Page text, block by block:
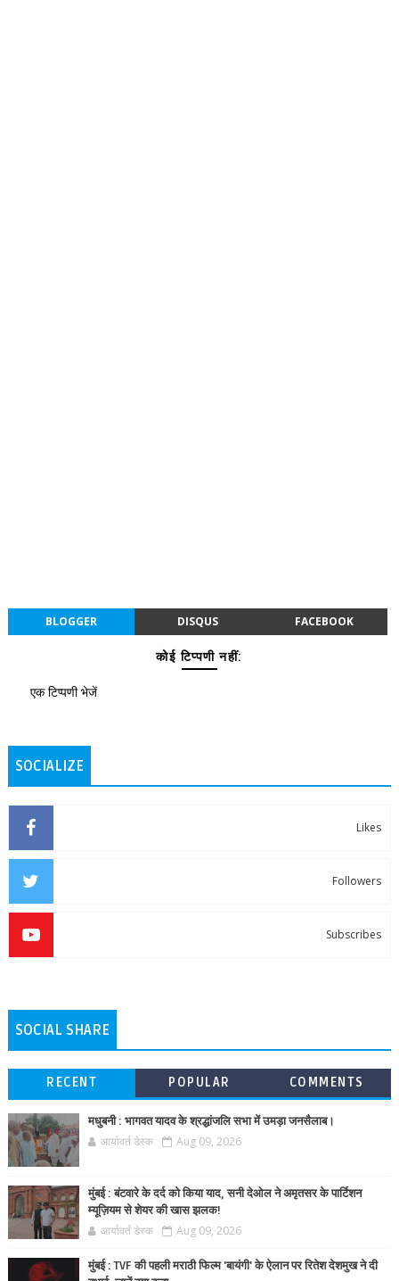
BLOGGER DISQUS FACEBOOK
कोई टिप्पणी नहीं:
एक टिप्पणी भेजें
SOCIALIZE
Likes
Followers
Subscribes
SOCIAL SHARE
RECENT POPULAR COMMENTS
मधुबनी : भागवत यादव के श्रद्धांजलि सभा में उमड़ा जनसैलाब।
आर्यावर्त डेस्क Aug 09, 2026
मुंबई : बंटवारे के दर्द को किया याद, सनी देओल ने अमृतसर के पार्टिशन
म्यूज़ियम से शेयर की खास झलक!
आर्यावर्त डेस्क Aug 09, 2026
मुंबई : TVF की पहली मराठी फिल्म 'बायंगी' के ऐलान पर रितेश देशमुख ने दी